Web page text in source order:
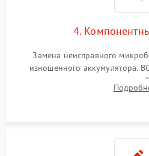
4.
Замена неисправного
изношенного аккумулятора.
контроллеров на
разъемов и кнопок, замена